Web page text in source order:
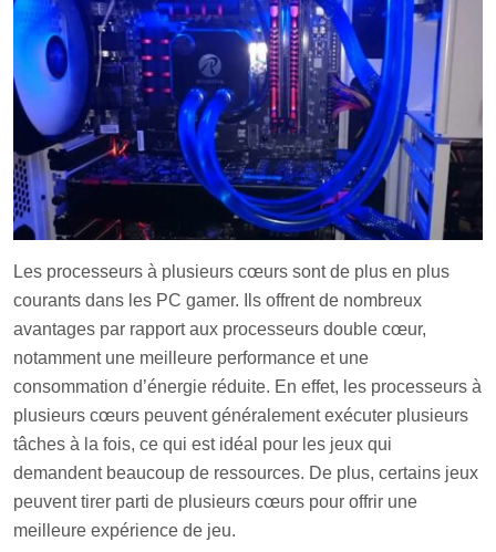
Les processeurs à plusieurs cœurs sont de plus en plus
courants dans les PC gamer. Ils offrent de nombreux
avantages par rapport aux processeurs double cœur,
notamment une meilleure performance et une
consommation d’énergie réduite. En effet, les processeurs à
plusieurs cœurs peuvent généralement exécuter plusieurs
tâches à la fois, ce qui est idéal pour les jeux qui
demandent beaucoup de ressources. De plus, certains jeux
peuvent tirer parti de plusieurs cœurs pour offrir une
meilleure expérience de jeu.